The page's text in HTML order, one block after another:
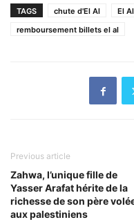
TAGS chute d'El Al
El
remboursement billets el al
Previous article
Zahwa, l’unique fille de
Yasser Arafat hérite de la
richesse de son père
aux palestiniens